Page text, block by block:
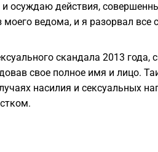
осуждаю действия,
ведома, и я разорвал
скандала 2013
свое полное имя и лицо.
насилия и сексуальных